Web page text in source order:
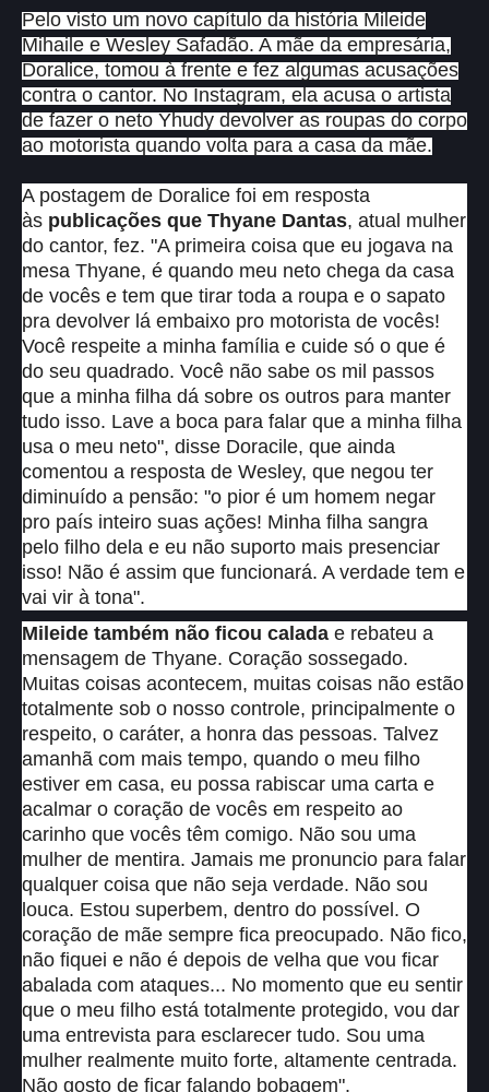
Pelo visto um novo capítulo da história Mileide
Mihaile e Wesley Safadão. A mãe da empresária,
Doralice, tomou à frente e fez algumas acusações
contra o cantor. No Instagram, ela acusa o artista
de fazer o neto Yhudy devolver as roupas do corpo
ao motorista quando volta para a casa da mãe.
A postagem de Doralice foi em resposta
às publicações que Thyane Dantas, atual mulher
do cantor, fez. "A primeira coisa que eu jogava na
mesa Thyane, é quando meu neto chega da casa
de vocês e tem que tirar toda a roupa e o sapato
pra devolver lá embaixo pro motorista de vocês!
Você respeite a minha família e cuide só o que é
do seu quadrado. Você não sabe os mil passos
que a minha filha dá sobre os outros para manter
tudo isso. Lave a boca para falar que a minha filha
usa o meu neto", disse Doracile, que ainda
comentou a resposta de Wesley, que negou ter
diminuído a pensão: "o pior é um homem negar
pro país inteiro suas ações! Minha filha sangra
pelo filho dela e eu não suporto mais presenciar
isso! Não é assim que funcionará. A verdade tem e
vai vir à tona".
Mileide também não ficou calada e rebateu a
mensagem de Thyane. Coração sossegado.
Muitas coisas acontecem, muitas coisas não estão
totalmente sob o nosso controle, principalmente o
respeito, o caráter, a honra das pessoas. Talvez
amanhã com mais tempo, quando o meu filho
estiver em casa, eu possa rabiscar uma carta e
acalmar o coração de vocês em respeito ao
carinho que vocês têm comigo. Não sou uma
mulher de mentira. Jamais me pronuncio para falar
qualquer coisa que não seja verdade. Não sou
louca. Estou superbem, dentro do possível. O
coração de mãe sempre fica preocupado. Não fico,
não fiquei e não é depois de velha que vou ficar
abalada com ataques... No momento que eu sentir
que o meu filho está totalmente protegido, vou dar
uma entrevista para esclarecer tudo. Sou uma
mulher realmente muito forte, altamente centrada.
Não gosto de ficar falando bobagem".